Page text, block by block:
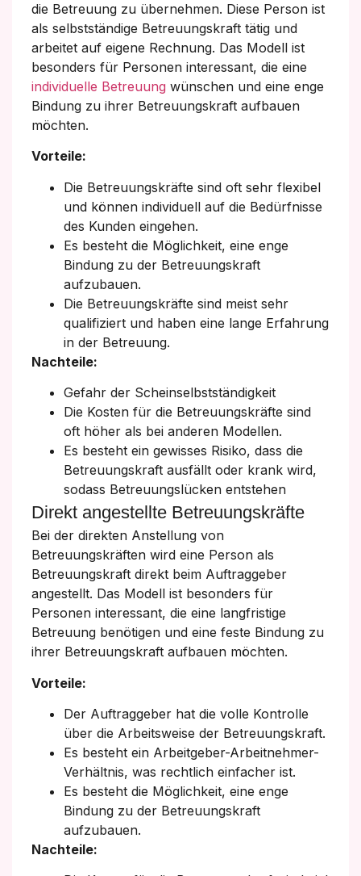
die Betreuung zu übernehmen. Diese Person ist
als selbstständige Betreuungskraft tätig und
arbeitet auf eigene Rechnung. Das Modell ist
besonders für Personen interessant, die eine
individuelle Betreuung wünschen und eine enge
Bindung zu ihrer Betreuungskraft aufbauen
möchten.
Vorteile:
Die Betreuungskräfte sind oft sehr flexibel
und können individuell auf die Bedürfnisse
des Kunden eingehen.
Es besteht die Möglichkeit, eine enge
Bindung zu der Betreuungskraft
aufzubauen.
Die Betreuungskräfte sind meist sehr
qualifiziert und haben eine lange Erfahrung
in der Betreuung.
Nachteile:
Gefahr der Scheinselbstständigkeit
Die Kosten für die Betreuungskräfte sind
oft höher als bei anderen Modellen.
Es besteht ein gewisses Risiko, dass die
Betreuungskraft ausfällt oder krank wird,
sodass Betreuungslücken entstehen
Direkt angestellte Betreuungskräfte
Bei der direkten Anstellung von
Betreuungskräften wird eine Person als
Betreuungskraft direkt beim Auftraggeber
angestellt. Das Modell ist besonders für
Personen interessant, die eine langfristige
Betreuung benötigen und eine feste Bindung zu
ihrer Betreuungskraft aufbauen möchten.
Vorteile:
Der Auftraggeber hat die volle Kontrolle
über die Arbeitsweise der Betreuungskraft.
Es besteht ein Arbeitgeber-Arbeitnehmer-
Verhältnis, was rechtlich einfacher ist.
Es besteht die Möglichkeit, eine enge
Bindung zu der Betreuungskraft
aufzubauen.
Nachteile: